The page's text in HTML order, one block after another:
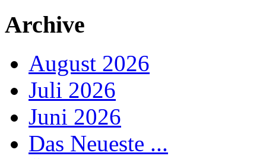
Archive
August 2026
Juli 2026
Juni 2026
Das Neueste ...